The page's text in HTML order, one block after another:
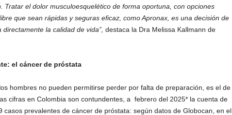
Tratar el dolor musculoesquelético de forma oportuna, con opciones
que sean rápidas y seguras eficaz, como Apronax, es una decisión de
la calidad de vida”, destaca la Dra Melissa Kallmann de
el cáncer de próstata
hombres no pueden permitirse perder por falta de preparación, es el de
cifras en Colombia son contundentes, a febrero del 2025* la cuenta de
casos prevalentes de cáncer de próstata: según datos de Globocan, en el